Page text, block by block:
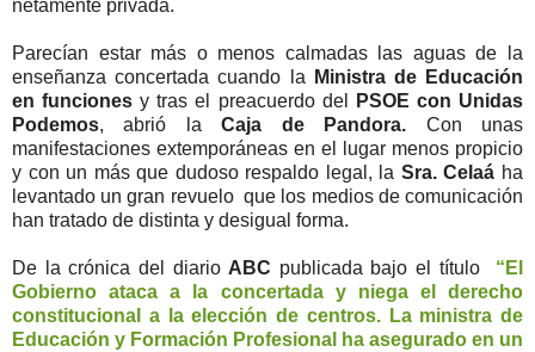
netamente privada.
Parecían estar más o menos calmadas las aguas de la
enseñanza concertada cuando la
Ministra de Educación
en funcionesy tras el preacuerdo del
PSOE con Unidas
Podemos, abrió laCaja de Pandora. Con unas
manifestaciones extemporáneas en el lugar menos propicio
y con un más que dudoso respaldo legal, la Sra. Celaá ha
levantado un gran revuelo que los medios de comunicación
han tratado de distinta y desigual forma.
De la crónica del diario ABC publicada bajo el título
“El
Gobierno ataca a la concertada y niega el derecho
constitucional a la elección de centros. La ministra de
Educación y Formación Profesional ha asegurado en un